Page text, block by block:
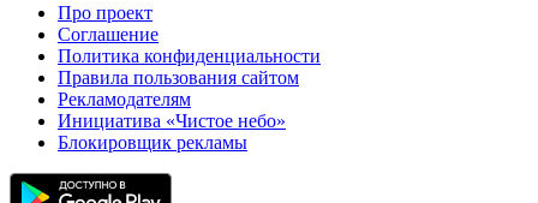
Про проект
Соглашение
Политика конфиденциальности
Правила пользования сайтом
Рекламодателям
Инициатива «Чистое небо»
Блокировщик рекламы